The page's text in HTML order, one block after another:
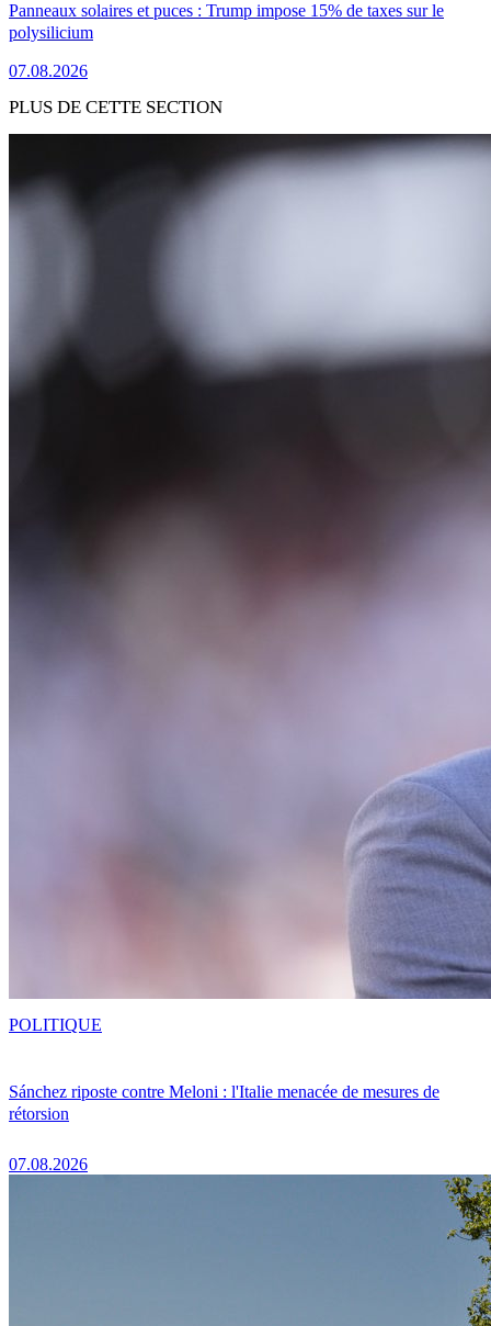
Panneaux solaires et puces : Trump impose 15% de taxes sur le
polysilicium
07.08.2026
PLUS DE CETTE SECTION
Sánchez riposte contre Meloni : l'Italie menacée de mesures de
rétorsion
07.08.2026
POLITIQUE